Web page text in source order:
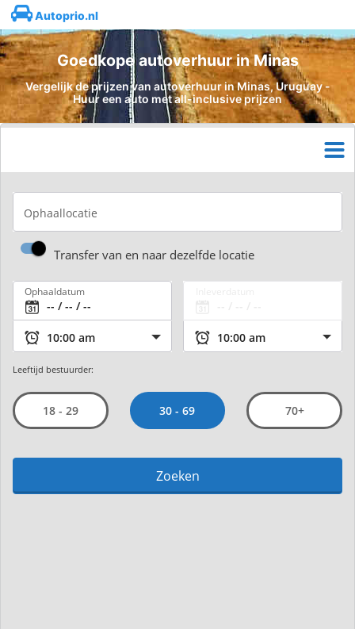
Autoprio.nl
Goedkope autoverhuur in Minas
Vergelijk de prijzen van autoverhuur in Minas, Uruguay -
Huur een auto met all-inclusive prijzen
Ophaallocatie
Transfer van en naar dezelfde locatie
Ophaaldatum
Leeftijd bestuurder:
18 - 29 30 - 69 70+
Zoeken